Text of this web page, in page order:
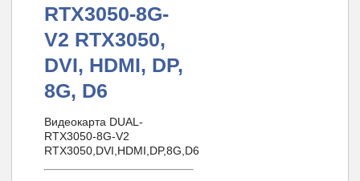
RTX3050-8G-
V2 RTX3050,
DVI, HDMI, DP,
8G, D6
Видеокарта DUAL-
RTX3050-8G-V2
RTX3050,DVI,HDMI,DP,8G,D6